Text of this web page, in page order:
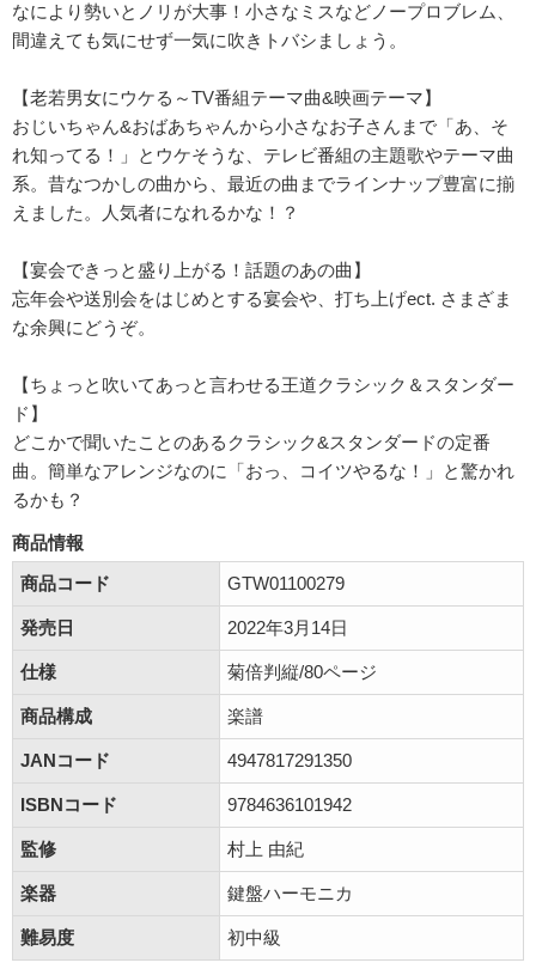
なにより勢いとノリが大事！小さなミスなどノープロブレム、
間違えても気にせず一気に吹きトバシましょう。
【老若男女にウケる～TV番組テーマ曲&映画テーマ】
おじいちゃん&おばあちゃんから小さなお子さんまで「あ、そ
れ知ってる！」とウケそうな、テレビ番組の主題歌やテーマ曲
系。昔なつかしの曲から、最近の曲までラインナップ豊富に揃
えました。人気者になれるかな！？
【宴会できっと盛り上がる！話題のあの曲】
忘年会や送別会をはじめとする宴会や、打ち上げect. さまざま
な余興にどうぞ。
【ちょっと吹いてあっと言わせる王道クラシック＆スタンダー
ド】
どこかで聞いたことのあるクラシック&スタンダードの定番
曲。簡単なアレンジなのに「おっ、コイツやるな！」と驚かれ
るかも？
商品情報
商品コード
GTW01100279
発売日 2022年3月14日
仕様 菊倍判縦/80ページ
商品構成 楽譜
JANコード 4947817291350
ISBNコード 9784636101942
監修 村上 由紀
楽器 鍵盤ハーモニカ
難易度 初中級